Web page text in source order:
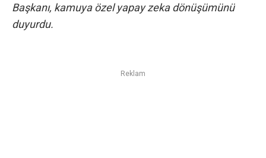
Başkanı, kamuya özel yapay zeka dönüşümünü
duyurdu.
Reklam